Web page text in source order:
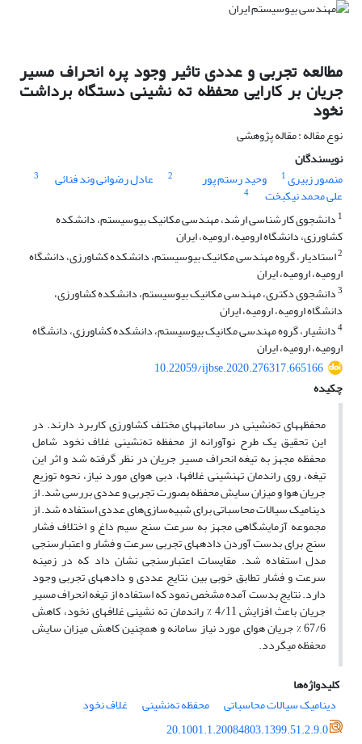
مطالعه تجربی و عددی تاثیر وجود پره انحراف مسیر
جریان بر کارایی محفظه ته نشینی دستگاه برداشت
نخود
نوع مقاله : مقاله پژوهشی
نویسندگان
منصور زبیری1 وحید رستم پور 2 عادل رضوانی وند فنائی 3
علی محمد نیکبخت
4
1 دانشجوی کارشناسی ارشد، مهندسی مکانیک بیوسیستم، دانشکده
کشاورزی، دانشگاه ارومیه، ارومیه، ایران
2استادیار، گروه مهندسی مکانیک بیوسیستم، دانشکده کشاورزی، دانشگاه
ارومیه، ارومیه، ایران
3دانشجوی دکتری، مهندسی مکانیک بیوسیستم، دانشکده کشاورزی،
دانشگاه ارومیه، ارومیه، ایران
4دانشیار، گروه مهندسی مکانیک بیوسیستم، دانشکده کشاورزی، دانشگاه
ارومیه، ارومیه، ایران
10.22059/ijbse.2020.276317.665166
چکیده
محفظه­های ته‌نشینی در سامانه­های مختلف کشاورزی کاربرد دارند. در
این تحقیق یک طرح نوآورانه از محفظه ته‌نشینی غلاف نخود شامل
محفظه مجهز به تیغه انحراف مسیر جریان در نظر گرفته شد و اثر این
تیغه، روی راندمان ته­نشینی غلاف­ها، دبی هوای مورد نیاز، نحوه توزیع
جریان هوا و میزان سایش محفظه بصورت تجربی و عددی بررسی شد. از
دینامیک سیالات محاسباتی برای شبیه‌سازی‌های عددی استفاده شد. از
مجموعه آزمایشگاهی مجهز به سرعت سنج سیم داغ و اختلاف فشار
سنج برای بدست آوردن داده­های تجربی سرعت و فشار و اعتبارسنجی
مدل استفاده شد. مقایسات اعتبارسنجی نشان داد که در زمینه
سرعت و فشار تطابق خوبی بین نتایج عددی و داده­های تجربی وجود
دارد. نتایج بدست آمده مشخص نمود که استفاده از تیغه انحراف مسیر
جریان باعث افزایش 4/11 % راندمان ته نشینی غلاف­های نخود، کاهش
67/6 % جریان هوای مورد نیاز سامانه و همچنین کاهش میزان سایش
محفظه می­گردد.
کلیدواژه‌ها
دینامیک سیالات محاسباتی
محفظه ته‌نشینی
غلاف نخود
20.1001.1.20084803.1399.51.2.9.0